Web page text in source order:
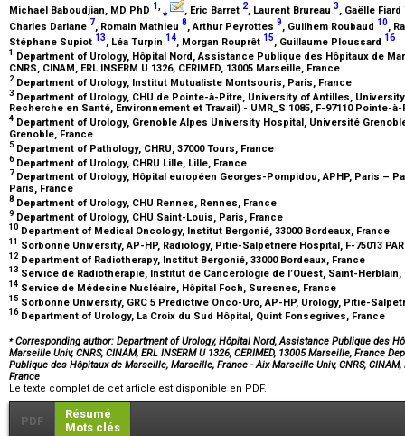
Michael Baboudjian, MD PhD 1,⁎ , Eric Barret 2, Laurent Brureau 3, Gaëlle Fiard
Charles Dariane 7, Romain Mathieu 8, Arthur Peyrottes 9, Guilhem Roubaud 10,
Stéphane Supiot 13, Léa Turpin 14, Morgan Rouprêt 15, Guillaume Ploussard 16
1 Department of Urology, Hôpital Nord, Assistance Publique des Hôpitaux de
CNRS, CINAM, ERL INSERM U 1326, CERIMED, 13005 Marseille, France
2 Department of Urology, Institut Mutualiste Montsouris, Paris, France
3 Department of Urology, CHU de Pointe-à-Pitre, University of Antilles,
Recherche en Santé, Environnement et Travail) - UMR_S 1085, F-97110 Pointe-
4 Department of Urology, Grenoble Alpes University Hospital, Université
Grenoble, France
5 Department of Pathology, CHRU, 37000 Tours, France
6Department of Urology, CHRU Lille, Lille, France
7 Department of Urology, Hôpital européen Georges-Pompidou, APHP, Paris –
Paris, France
8 Department of Urology, CHU Rennes, Rennes, France
9 Department of Urology, CHU Saint-Louis, Paris, France
10 Department of Medical Oncology, Institut Bergonié, 33000 Bordeaux, France
11 Sorbonne University, AP-HP, Radiology, Pitie-Salpetriere Hospital, F-75013
12 Department of Radiotherapy, Institut Bergonié, 33000 Bordeaux, France
13 Service de Radiothérapie, Institut de Cancérologie de l’Ouest, Saint-
14 Service de Médecine Nucléaire, Hôpital Foch, Suresnes, France
15 Sorbonne University, GRC 5 Predictive Onco-Uro, AP-HP, Urology, Pitie-
16Department of Urology, La Croix du Sud Hôpital, Quint Fonsegrives, France
⁎Corresponding author: Department of Urology, Hôpital Nord, Assistance Publique des
Marseille Univ, CNRS, CINAM, ERL INSERM U 1326, CERIMED, 13005 Marseille, France
Publique des Hôpitaux de Marseille, Marseille, France - Aix Marseille Univ, CNRS, CINAM,
France
Le texte complet de cet article est disponible en PDF.
PDF
Résumé
Mots clés